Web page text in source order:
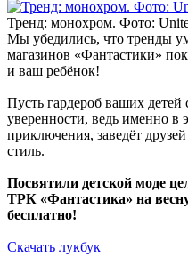
Тренд: монохром. Фото:
Мы убедились, что тренды
магазинов «Фантастики»
и ваш ребёнок!
Пусть гардероб ваших детей
уверенности, ведь именно в
приключения, заведёт
стиль.
Посвятили детской моде
ТРК «Фантастика» на
бесплатно!
Скачать лукбук